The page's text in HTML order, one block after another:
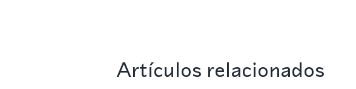
Artículos relacionados